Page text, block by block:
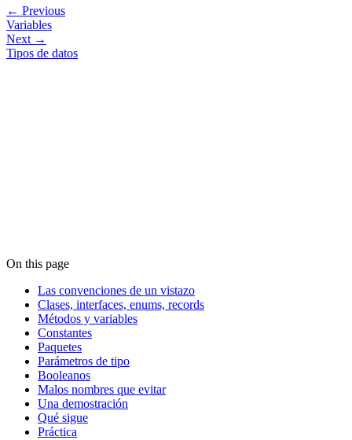
← Previous
Variables
Next →
Tipos de datos
On this page
Las convenciones de un vistazo
Clases, interfaces, enums, records
Métodos y variables
Constantes
Paquetes
Parámetros de tipo
Booleanos
Malos nombres que evitar
Una demostración
Qué sigue
Práctica